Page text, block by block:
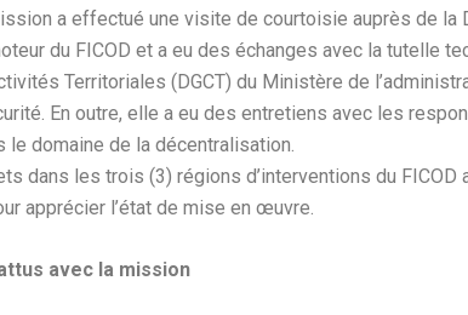
a effectué une visite de courtoisie auprès de la
du FICOD et a eu des échanges avec la tutelle
Territoriales (DGCT) du Ministère de
En outre, elle a eu des entretiens avec les
le domaine de la décentralisation.
dans les trois (3) régions d’interventions du FICOD
apprécier l’état de mise en œuvre.
avec la mission